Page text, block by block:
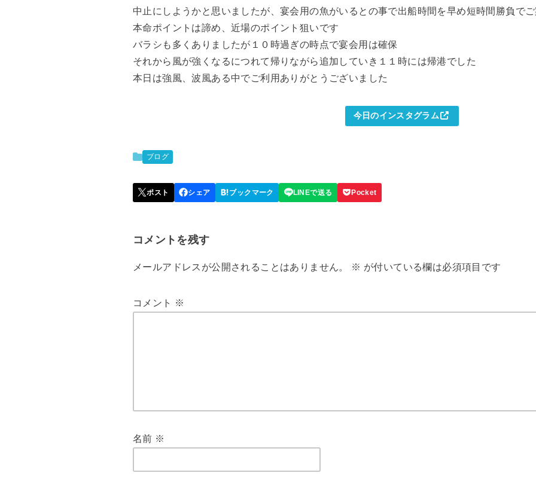
中止にしようかと思いましたが、宴会用の魚がいるとの事で出船時間を早め短時間勝負で
本命ポイントは諦め、近場のポイント狙いです
バラシも多くありましたが１０時過ぎの時点で宴会用は確保
それから風が強くなるにつれて帰りながら追加していき１１時には帰港でした
本日は強風、波風ある中でご利用ありがとうございました
今日のインスタグラム
ブログ
コメントを残す
メールアドレスが公開されることはありません。 ※ が付いている欄は必須項目です
コメント ※
名前 ※